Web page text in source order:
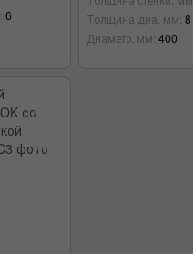
6
Толщина дна, мм 8
Диаметр, мм 400